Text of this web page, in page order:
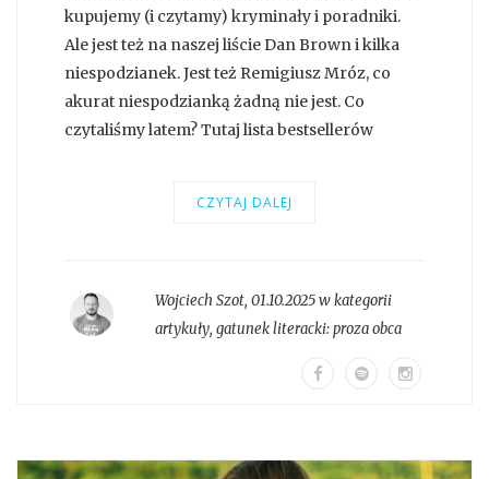
kupujemy (i czytamy) kryminały i poradniki.
Ale jest też na naszej liście Dan Brown i kilka
niespodzianek. Jest też Remigiusz Mróz, co
akurat niespodzianką żadną nie jest. Co
czytaliśmy latem? Tutaj lista bestsellerów
CZYTAJ DALEJ
Wojciech Szot, 01.10.2025 w kategorii
artykuły, gatunek literacki:proza obca